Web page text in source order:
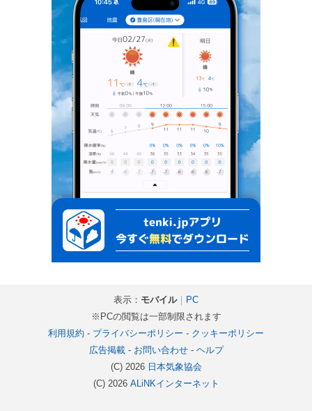
表示： モバイル｜ PC
※PCの閲覧は一部制限されます
利用規約 - プライバシーポリシー - クッキーポリシー
広告掲載- お問い合わせ- ヘルプ
(C) 2026 日本気象協会
(C) 2026 ALiNKインターネット